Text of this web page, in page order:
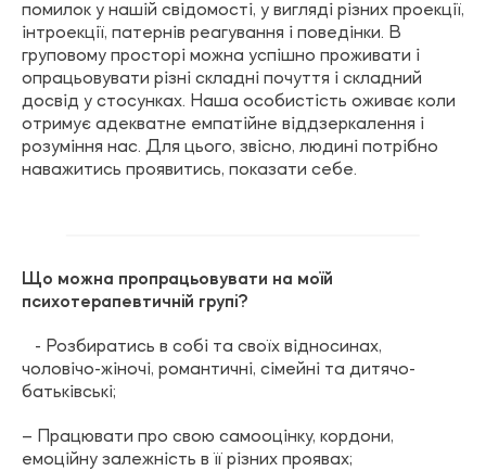
помилок у нашій свідомості, у вигляді різних проекції,
інтроекції, патернів реагування і поведінки. В
груповому просторі можна успішно проживати і
опрацьовувати різні складні почуття і складний
досвід у стосунках. Наша особистість оживає коли
отримує адекватне емпатійне віддзеркалення і
розуміння нас. Для цього, звісно, людині потрібно
наважитись проявитись, показати себе.⠀
Що можна пропрацьовувати на моїй
психотерапевтичній групі?
⠀- Розбиратись в собі та своїх відносинах,
чоловічо-жіночі, романтичні, сімейні та дитячо-
батьківські;
– Працювати про свою самооцінку, кордони,
емоційну залежність в її різних проявах;